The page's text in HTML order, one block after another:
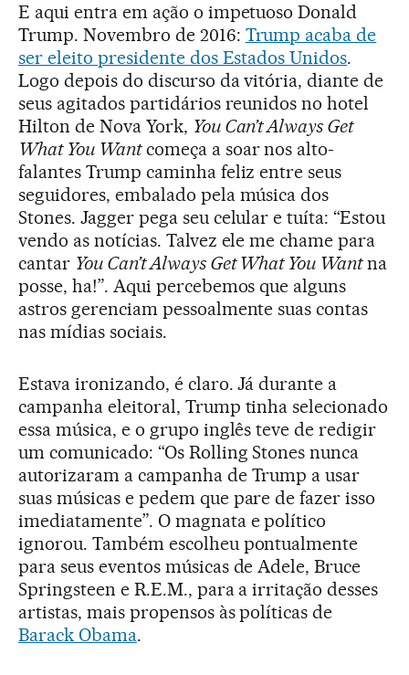
E aqui entra em ação o impetuoso Donald
Trump. Novembro de 2016: Trump acaba de
ser eleito presidente dos Estados Unidos.
Logo depois do discurso da vitória, diante de
seus agitados partidários reunidos no hotel
Hilton de Nova York, You Can’t Always Get
What You Wantcomeça a soar nos alto-
falantes Trump caminha feliz entre seus
seguidores, embalado pela música dos
Stones. Jagger pega seu celular e tuíta: “Estou
vendo as notícias. Talvez ele me chame para
cantar You Can’t Always Get What You Wantna
posse, ha!”. Aqui percebemos que alguns
astros gerenciam pessoalmente suas contas
nas mídias sociais.
Estava ironizando, é claro. Já durante a
campanha eleitoral, Trump tinha selecionado
essa música, e o grupo inglês teve de redigir
um comunicado: “Os Rolling Stones nunca
autorizaram a campanha de Trump a usar
suas músicas e pedem que pare de fazer isso
imediatamente”. O magnata e político
ignorou. Também escolheu pontualmente
para seus eventos músicas de Adele, Bruce
Springsteen e R.E.M., para a irritação desses
artistas, mais propensos às políticas de
Barack Obama.